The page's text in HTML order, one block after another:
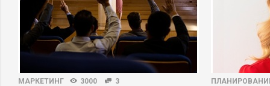
МАРКЕТИНГ 3000 3